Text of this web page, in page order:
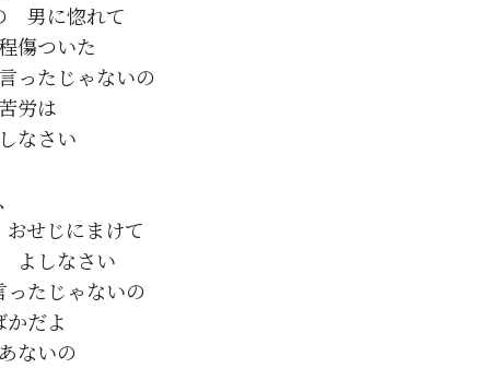
　男に惚れて
傷ついた
ったじゃないの
労は
おせじにまけて
よしなさい
たじゃないの
かだよ